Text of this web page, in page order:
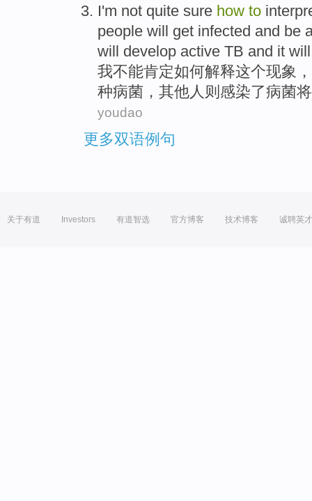
I'm not quite sure how to
people will get infected and be
will develop active TB and it will
我不能肯定如何解释这个现象，
种病菌 ， 其他人 则感染了病菌
youdao
更多双语例句
关于有道 Investors 有道智选 官方博客 技术博客 诚聘英才